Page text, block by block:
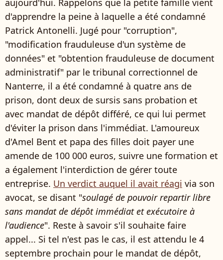
aujourd'hui. Rappelons que la petite famille vient
d'apprendre la peine à laquelle a été condamné
Patrick Antonelli. Jugé pour "corruption",
"modification frauduleuse d'un système de
données" et "obtention frauduleuse de document
administratif" par le tribunal correctionnel de
Nanterre, il a été condamné à quatre ans de
prison, dont deux de sursis sans probation et
avec mandat de dépôt différé, ce qui lui permet
d'éviter la prison dans l'immédiat. L'amoureux
d'Amel Bent et papa des filles doit payer une
amende de 100 000 euros, suivre une formation et
a également l'interdiction de gérer toute
entreprise. Un verdict auquel il avait réagi via son
avocat, se disant "soulagé de pouvoir repartir libre
sans mandat de dépôt immédiat et exécutoire à
l'audience". Reste à savoir s'il souhaite faire
appel... Si tel n'est pas le cas, il est attendu le 4
septembre prochain pour le mandat de dépôt,